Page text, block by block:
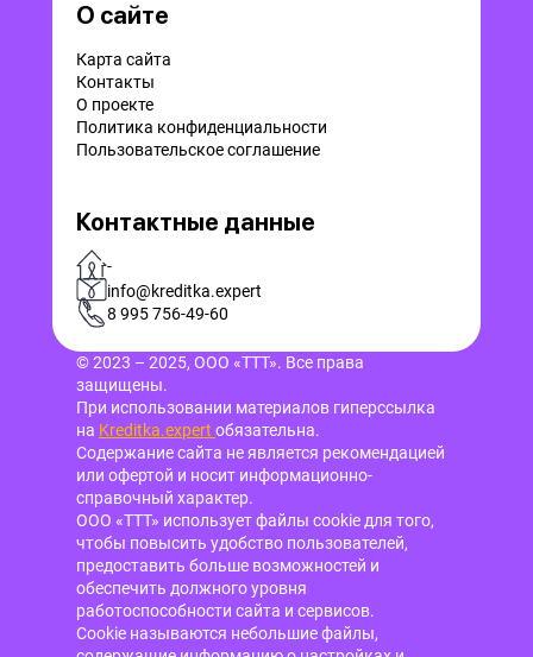
О сайте
Карта сайта
Контакты
О проекте
Политика конфиденциальности
Пользовательское соглашение
Контактные данные
-
info@kreditka.expert
8 995 756-49-60
© 2023 – 2025, ООО «ТТТ». Все права
защищены.
При использовании материалов гиперссылка
на Kreditka.expert обязательна.
Содержание сайта не является рекомендацией
или офертой и носит информационно-
справочный характер.
ООО «ТТТ» использует файлы cookie для того,
чтобы повысить удобство пользователей,
предоставить больше возможностей и
обеспечить должного уровня
работоспособности сайта и сервисов.
Cookie называются небольшие файлы,